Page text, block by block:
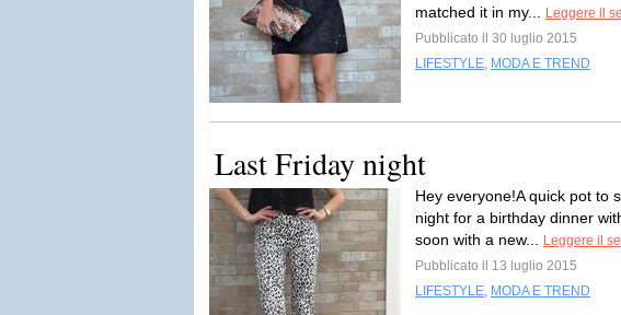
matched it in my...
Leggere il
Pubblicato il 30 luglio 2015
LIFESTYLE, MODA E TREND
Last Friday night
Hey everyone!A quick pot to
night for a birthday dinner
soon with a new...
Leggere il
Pubblicato il 13 luglio 2015
LIFESTYLE, MODA E TREND